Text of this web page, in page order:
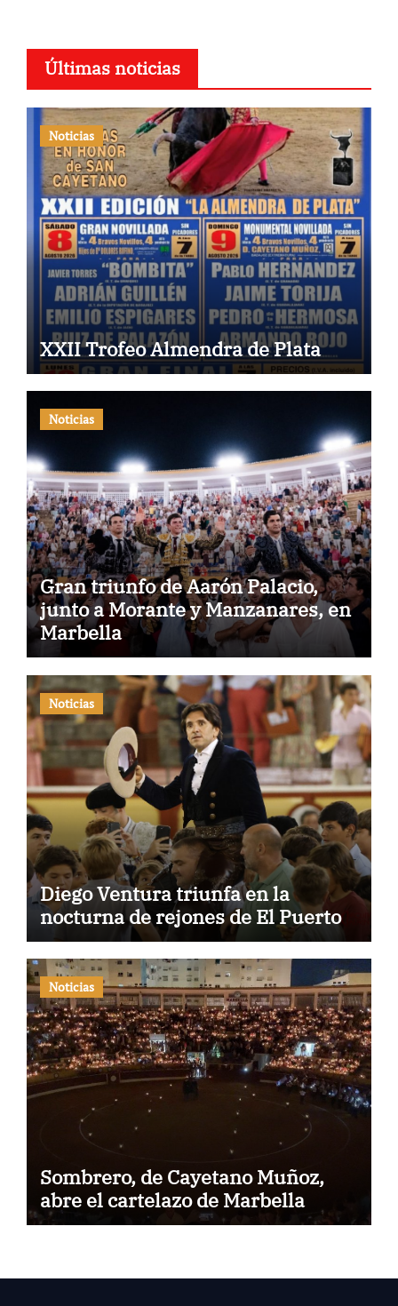
Últimas noticias
Noticias
XXII Trofeo Almendra de Plata
Noticias
Gran triunfo de Aarón Palacio,
junto a Morante y Manzanares, en
Marbella
Noticias
Diego Ventura triunfa en la
nocturna de rejones de El Puerto
Noticias
Sombrero, de Cayetano Muñoz,
abre el cartelazo de Marbella